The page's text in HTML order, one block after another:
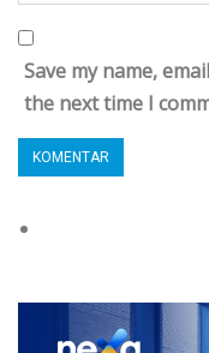
Save my name,
the next time I